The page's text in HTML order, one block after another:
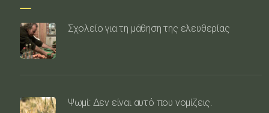
Σχολείο για τη μάθηση της ελευθερίας
Ψωμί: Δεν είναι αυτό που νομίζεις.